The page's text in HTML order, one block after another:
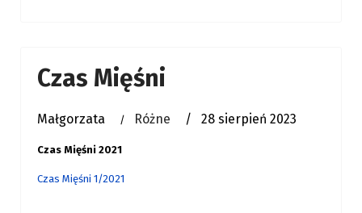
Czas Mięśni
Małgorzata Różne 28 sierpień 2023
Czas Mięśni 2021
Czas Mięśni 1/2021